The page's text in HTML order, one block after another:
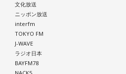
文化放送
ニッポン放送
interfm
TOKYO FM
J-WAVE
ラジオ日本
BAYFM78